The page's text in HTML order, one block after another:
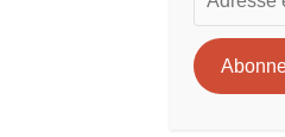
e-
mail